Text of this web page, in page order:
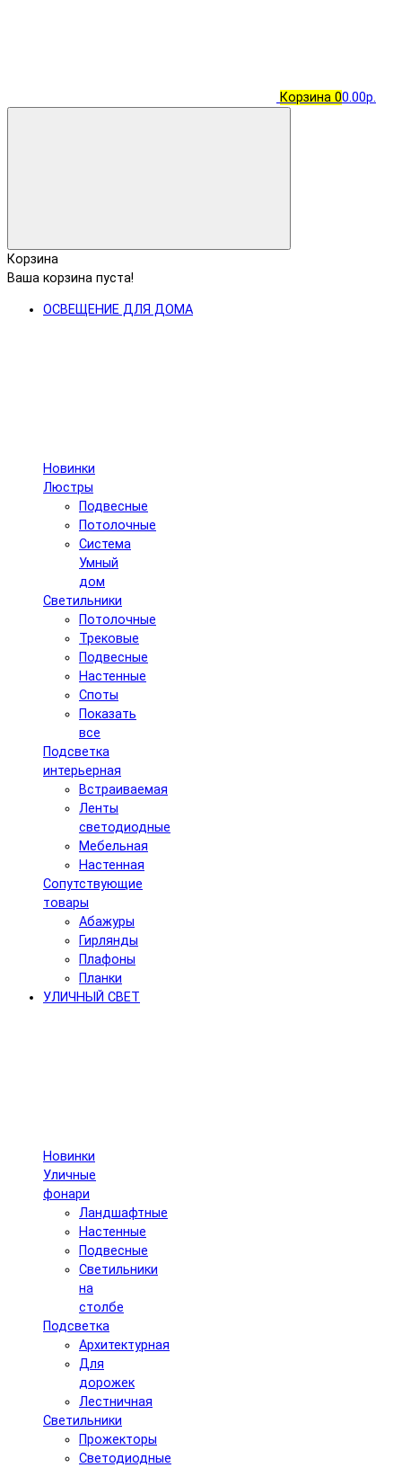
Корзина 00.00р.
Корзина
Ваша корзина пуста!
ОСВЕЩЕНИЕ ДЛЯ ДОМА
Новинки
Люстры
Подвесные
Потолочные
Система
Умный
дом
Светильники
Потолочные
Трековые
Подвесные
Настенные
Споты
Показать
все
Подсветка
интерьерная
Встраиваемая
Ленты
светодиодные
Мебельная
Настенная
Сопутствующие
товары
Абажуры
Гирлянды
Плафоны
Планки
УЛИЧНЫЙ СВЕТ
Новинки
Уличные
фонари
Ландшафтные
Настенные
Подвесные
Светильники
на
столбе
Подсветка
Архитектурная
Для
дорожек
Лестничная
Светильники
Прожекторы
Светодиодные